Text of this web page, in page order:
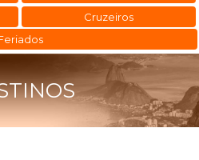
Cruzeiros